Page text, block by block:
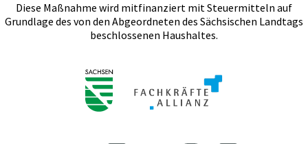
Diese Maßnahme wird mitfinanziert mit Steuermitteln auf
Grundlage des von den Abgeordneten des Sächsischen Landtags
beschlossenen Haushaltes.